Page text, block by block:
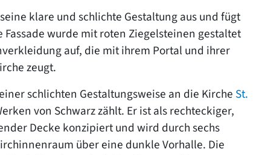
klare und schlichte Gestaltung aus und fügt
wurde mit roten Ziegelsteinen gestaltet
auf, die mit ihrem Portal und ihrer
zeugt.
schlichten Gestaltungsweise an die Kirche St.
von Schwarz zählt. Er ist als rechteckiger,
Decke konzipiert und wird durch sechs
über eine dunkle Vorhalle. Die